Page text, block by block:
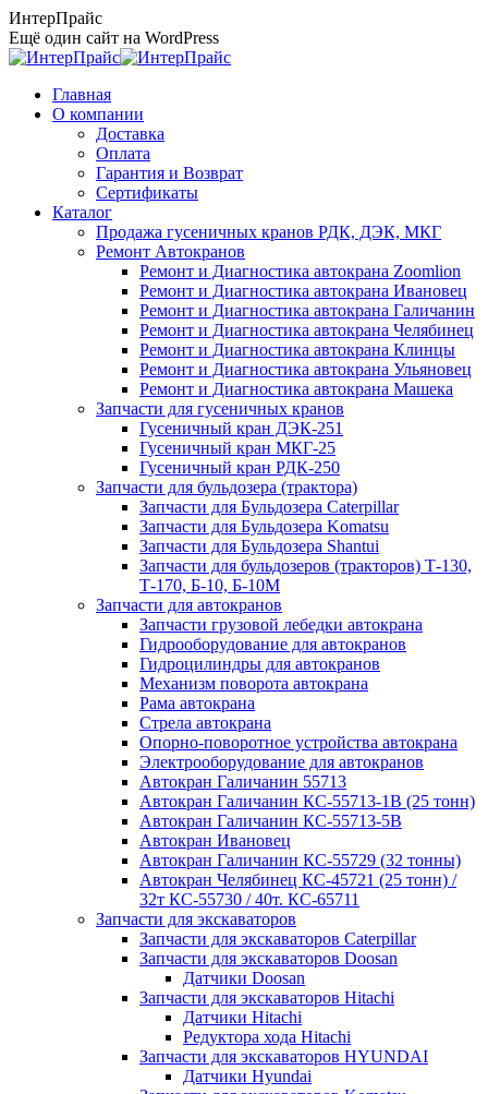
Перейти
к
содержанию
ИнтерПрайс
Ещё один сайт на WordPress
Главная
О компании
Доставка
Оплата
Гарантия и Возврат
Сертификаты
Каталог
Продажа гусеничных кранов РДК, ДЭК, МКГ
Ремонт Автокранов
Ремонт и Диагностика автокрана Zoomlion
Ремонт и Диагностика автокрана Ивановец
Ремонт и Диагностика автокрана Галичанин
Ремонт и Диагностика автокрана Челябинец
Ремонт и Диагностика автокрана Клинцы
Ремонт и Диагностика автокрана Ульяновец
Ремонт и Диагностика автокрана Машека
Запчасти для гусеничных кранов
Гусеничный кран ДЭК-251
Гусеничный кран МКГ-25
Гусеничный кран РДК-250
Запчасти для бульдозера (трактора)
Запчасти для Бульдозера Caterpillar
Запчасти для Бульдозера Komatsu
Запчасти для Бульдозера Shantui
Запчасти для бульдозеров (тракторов) Т-130,
Т-170, Б-10, Б-10М
Запчасти для автокранов
Запчасти грузовой лебедки автокрана
Гидрооборудование для автокранов
Гидроцилиндры для автокранов
Механизм поворота автокрана
Рама автокрана
Стрела автокрана
Опорно-поворотное устройства автокрана
Электрооборудование для автокранов
Автокран Галичанин 55713
Автокран Галичанин КС-55713-1В (25 тонн)
Автокран Галичанин КС-55713-5В
Автокран Ивановец
Автокран Галичанин КС-55729 (32 тонны)
Автокран Челябинец КС-45721 (25 тонн) /
32т КС-55730 / 40т. КС-65711
Запчасти для экскаваторов
Запчасти для экскаваторов Caterpillar
Запчасти для экскаваторов Doosan
Датчики Doosan
Запчасти для экскаваторов Hitachi
Датчики Hitachi
Редуктора хода Hitachi
Запчасти для экскаваторов HYUNDAI
Датчики Hyundai